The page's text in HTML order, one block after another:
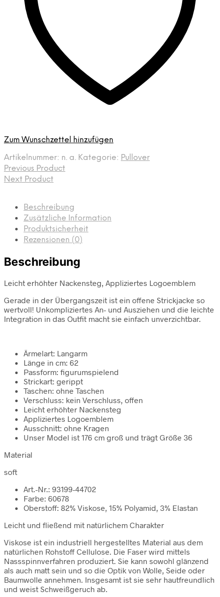
Zum Wunschzettel hinzufügen
Artikelnummer: n. a. Kategorie: Pullover
Previous Product
Next Product
Beschreibung
Zusätzliche Information
Produktsicherheit
Rezensionen (0)
Beschreibung
Leicht erhöhter Nackensteg, Appliziertes Logoemblem
Gerade in der Übergangszeit ist ein offene Strickjacke so
wertvoll! Unkompliziertes An- und Ausziehen und die leichte
Integration in das Outfit macht sie einfach unverzichtbar.
Ärmelart: Langarm
Länge in cm: 62
Passform: figurumspielend
Strickart: gerippt
Taschen: ohne Taschen
Verschluss: kein Verschluss, offen
Leicht erhöhter Nackensteg
Appliziertes Logoemblem
Ausschnitt: ohne Kragen
Unser Model ist 176 cm groß und trägt Größe 36
Material
soft
Art.-Nr.: 93199-44702
Farbe: 60678
Oberstoff: 82% Viskose, 15% Polyamid, 3% Elastan
Leicht und fließend mit natürlichem Charakter
Viskose ist ein industriell hergestelltes Material aus dem
natürlichen Rohstoff Cellulose. Die Faser wird mittels
Nassspinnverfahren produziert. Sie kann sowohl glänzend
als auch matt sein und so die Optik von Wolle, Seide oder
Baumwolle annehmen. Insgesamt ist sie sehr hautfreundlich
und weist Schweißgeruch ab.